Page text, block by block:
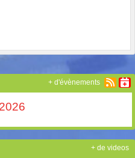
+ d'évènements
+ de videos